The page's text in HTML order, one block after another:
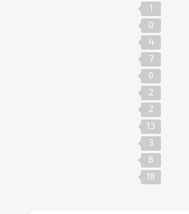
1
0
4
7
0
2
2
13
3
8
18